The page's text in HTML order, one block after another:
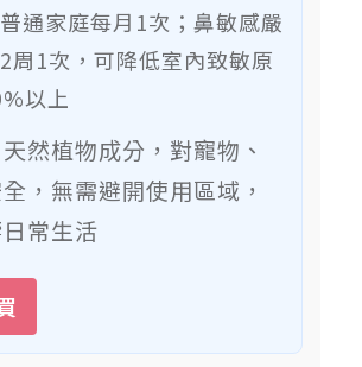
普通家庭每月1次；鼻敏感嚴
周1次，可降低室內致敏原
以上
然植物成分，對寵物、
，無需避開使用區域，
常生活